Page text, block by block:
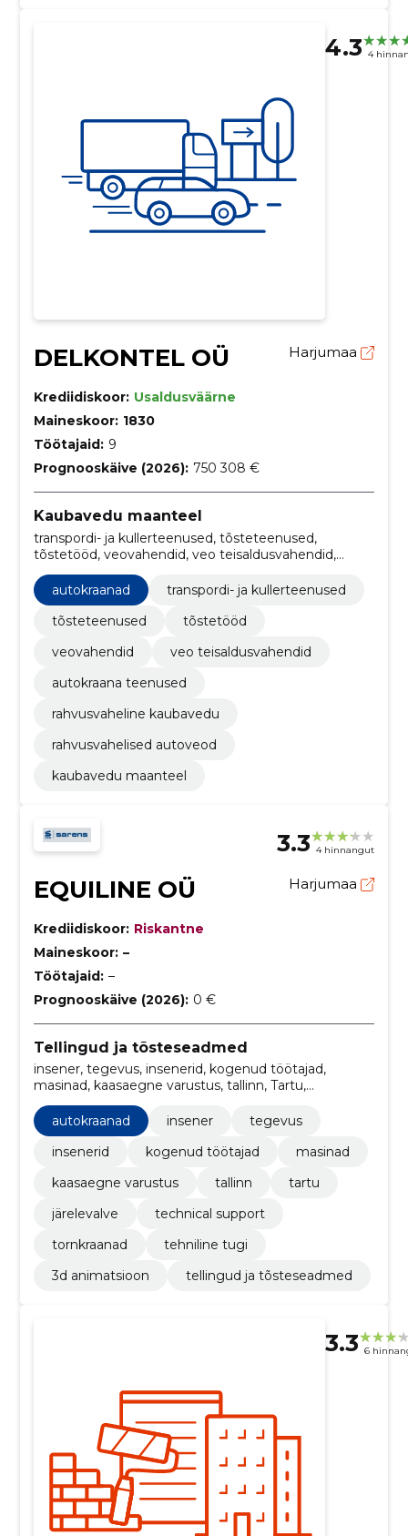
4.3 4
DELKONTEL OÜ Harjumaa
Krediidiskoor: Usaldusväärne
Maineskoor: 1830
Töötajaid: 9
Prognooskäive (2026): 750 308 €
Kaubavedu maanteel
transpordi- ja kullerteenused, tõsteteenused,
tõstetööd, veovahendid, veo teisaldusvahendid,
kaubavedu, Rahvusvahelised autoveod
autokraanad
transpordi- ja kullerteenused
tõsteteenused
tõstetööd
veovahendid
veo teisaldusvahendid
autokraana teenused
rahvusvaheline kaubavedu
rahvusvahelised autoveod
kaubavedu maanteel
3.3 4 hinnangut
EQUILINE OÜ Harjumaa
Krediidiskoor: Riskantne
Maineskoor: –
Töötajaid: –
Prognooskäive (2026): 0 €
Tellingud ja tõsteseadmed
insener, tegevus, insenerid, kogenud töötajad,
masinad, kaasaegne varustus, tallinn, Tartu,
järelevalve, Autokraanad
autokraanad
insener
tegevus
insenerid
kogenud töötajad
masinad
kaasaegne varustus
tallinn
tartu
järelevalve
technical support
tornkraanad
tehniline tugi
3d animatsioon
tellingud ja tõsteseadmed
3.3 6